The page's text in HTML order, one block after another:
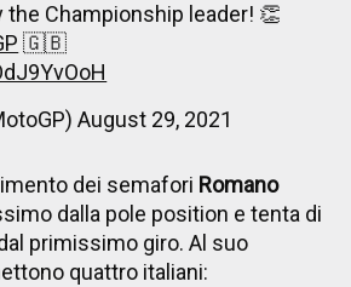
the Championship leader! 👏
🇬🇧
August 29, 2021
dei semafori Romano
dalla pole position e tenta di
primissimo giro. Al suo
quattro italiani: